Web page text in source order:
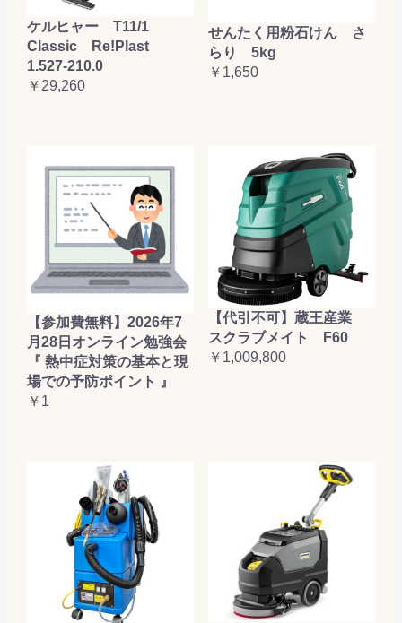
ケルヒャー T11/1
Classic Re!Plast
1.527-210.0
￥29,260
せんたく用粉石けん さ
らり 5kg
￥1,650
【参加費無料】2026年7
月28日オンライン勉強会
『 熱中症対策の基本と現
場での予防ポイント 』
￥1
【代引不可】蔵王産業
スクラブメイト F60
￥1,009,800